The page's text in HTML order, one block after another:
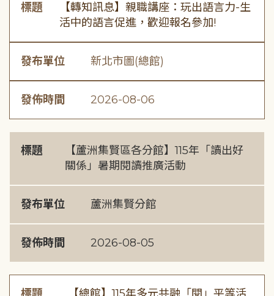
標題
【轉知訊息】親職講座：玩出語言力-生
活中的語言促進，歡迎報名參加!
發布單位 新北市圖(總館)
發佈時間 2026-08-06
標題
【蘆洲集賢區各分館】115年「讀出好
關係」暑期閱讀推廣活動
發布單位 蘆洲集賢分館
發佈時間 2026-08-05